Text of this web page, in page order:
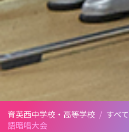
育英西中学校・高等学校 / すべ
語暗唱大会